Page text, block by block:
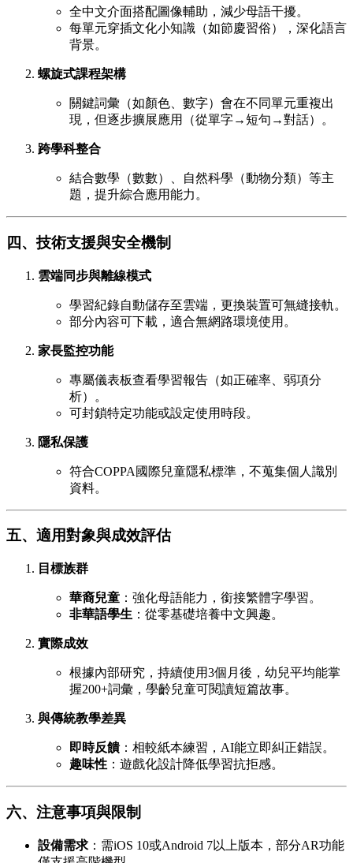
全中文介面搭配圖像輔助，減少母語干擾。
每單元穿插文化小知識（如節慶習俗），深化語言
背景。
螺旋式課程架構
關鍵詞彙（如顏色、數字）會在不同單元重複出
現，但逐步擴展應用（從單字→短句→對話）。
跨學科整合
結合數學（數數）、自然科學（動物分類）等主
題，提升綜合應用能力。
四、技術支援與安全機制
雲端同步與離線模式
學習紀錄自動儲存至雲端，更換裝置可無縫接軌。
部分內容可下載，適合無網路環境使用。
家長監控功能
專屬儀表板查看學習報告（如正確率、弱項分
析）。
可封鎖特定功能或設定使用時段。
隱私保護
符合COPPA國際兒童隱私標準，不蒐集個人識別
資料。
五、適用對象與成效評估
目標族群
華裔兒童 ：強化母語能力，銜接繁體字學習。
非華語學生 ：從零基礎培養中文興趣。
實際成效
根據內部研究，持續使用3個月後，幼兒平均能掌
握200+詞彙，學齡兒童可閱讀短篇故事。
與傳統教學差異
即時反饋：相較紙本練習，AI能立即糾正錯誤。
趣味性 ：遊戲化設計降低學習抗拒感。
六、注意事項與限制
設備需求 ：需iOS 10或Android 7以上版本，部分AR功能